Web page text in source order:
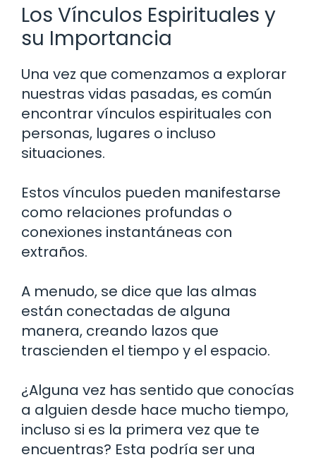
Los Vínculos Espirituales y
su Importancia
Una vez que comenzamos a explorar
nuestras vidas pasadas, es común
encontrar vínculos espirituales con
personas, lugares o incluso
situaciones.
Estos vínculos pueden manifestarse
como relaciones profundas o
conexiones instantáneas con
extraños.
A menudo, se dice que las almas
están conectadas de alguna
manera, creando lazos que
trascienden el tiempo y el espacio.
¿Alguna vez has sentido que conocías
a alguien desde hace mucho tiempo,
incluso si es la primera vez que te
encuentras? Esta podría ser una